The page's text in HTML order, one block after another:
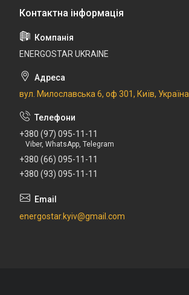
ENERGOSTAR UKRAINE
вул. Милославська 6, оф 301, Київ, Україна
+380 (97) 095-11-11
Viber, WhatsApp, Telegram
+380 (66) 095-11-11
+380 (93) 095-11-11
energostar.kyiv@gmail.com